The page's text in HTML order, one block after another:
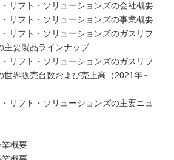
リフト・ソリューションズの会社概要
リフト・ソリューションズの事業概要
リフト・ソリューションズのガスリフ
主要製品ラインナップ
リフト・ソリューションズのガスリフ
世界販売台数および売上高（2021年～
リフト・ソリューションズの主要ニュ
概要